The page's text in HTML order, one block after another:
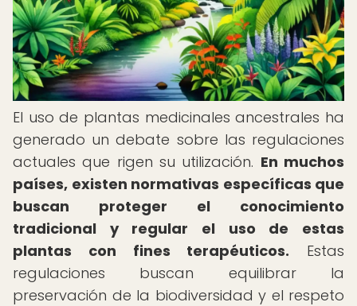
El uso de plantas medicinales ancestrales ha
generado un debate sobre las regulaciones
actuales que rigen su utilización. En muchos
países, existen normativas específicas que
buscan proteger el conocimiento
tradicional y regular el uso de estas
plantas con fines terapéuticos. Estas
regulaciones buscan equilibrar la
preservación de la biodiversidad y el respeto